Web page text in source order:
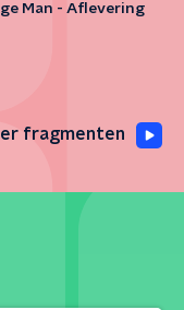
Man - Aflevering
fragmenten